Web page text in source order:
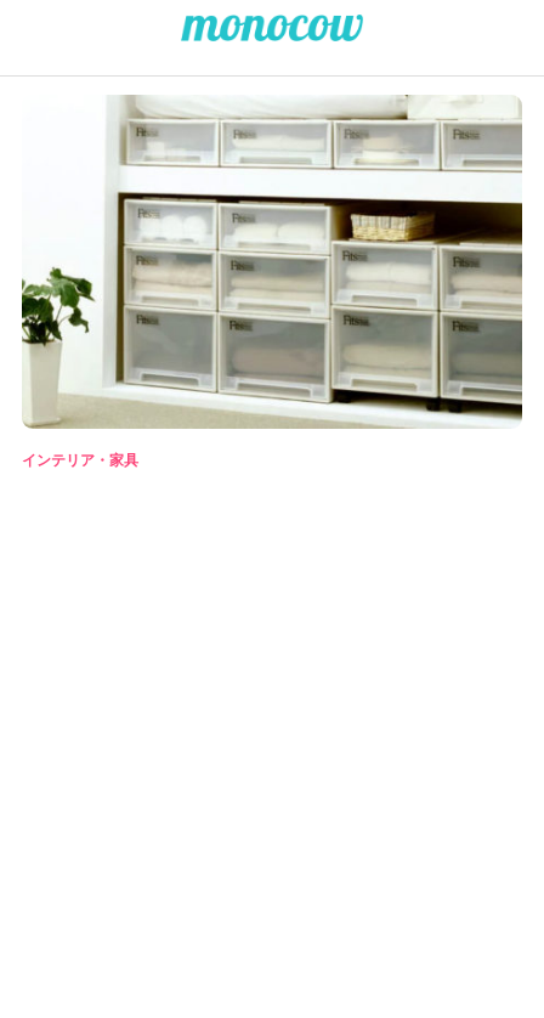
インテリア・家具